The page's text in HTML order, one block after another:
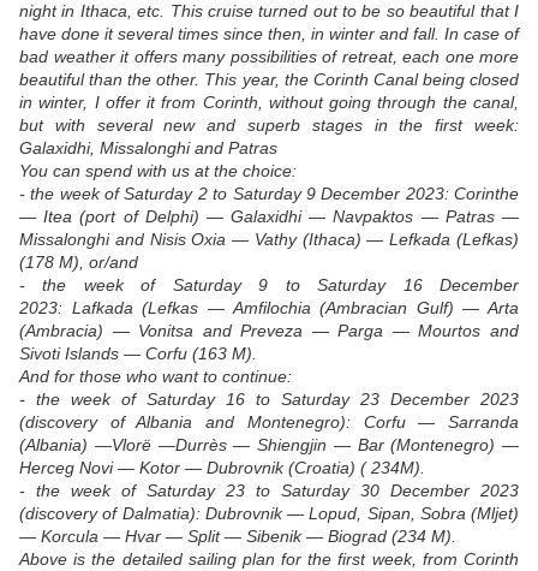
night in Ithaca, etc. This cruise turned out to be so beautiful that I
have done it several times since then, in winter and fall. In case of
bad weather it offers many possibilities of retreat, each one more
beautiful than the other. This year, the Corinth Canal being closed
in winter, I offer it from Corinth, without going through the canal,
but with several new and superb stages in the first week:
Galaxidhi, Missalonghi and Patras
You can spend with us at the choice:
- the week of Saturday 2 to Saturday 9 December 2023: Corinthe
— Itea (port of Delphi) — Galaxidhi — Navpaktos — Patras —
Missalonghi and Nisis Oxia — Vathy (Ithaca) — Lefkada (Lefkas)
(178 M), or/and
- the week of Saturday 9 to Saturday 16 December
2023: Lafkada (Lefkas — Amfilochia (Ambracian Gulf) — Arta
(Ambracia) — Vonitsa and Preveza — Parga — Mourtos and
Sivoti Islands — Corfu (163 M).
And for those who want to continue:
- the week of Saturday 16 to Saturday 23 December 2023
(discovery of Albania and Montenegro): Corfu — Sarranda
(Albania) —Vlorë —Durrès — Shiengjin — Bar (Montenegro) —
Herceg Novi — Kotor — Dubrovnik (Croatia) ( 234M).
- the week of Saturday 23 to Saturday 30 December 2023
(discovery of Dalmatia): Dubrovnik — Lopud, Sipan, Sobra (Mljet)
— Korcula — Hvar — Split — Sibenik — Biograd (234 M).
Above is the detailed sailing plan for the first week, from Corinth